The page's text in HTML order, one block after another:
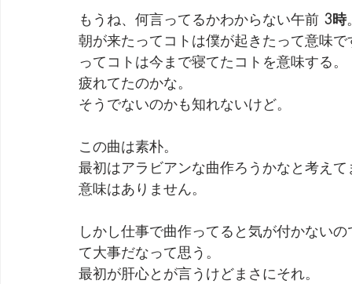
もうね、何言ってるかわからない午前 3時
朝が来たってコトは僕が起きたって意味で
ってコトは今まで寝てたコトを意味する。
疲れてたのかな。
そうでないのかも知れないけど。
この曲は素朴。
最初はアラビアンな曲作ろうかなと考え
意味はありません。
しかし仕事で曲作ってると気が付かない
て大事だなって思う。
最初が肝心とが言うけどまさにそれ。